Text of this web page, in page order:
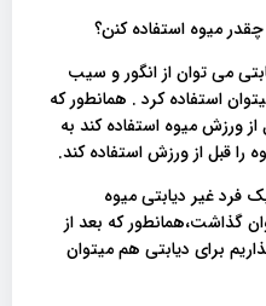
می توان از انگور و سیب
استفاده کرد . همانطور که
از ورزش میوه استفاده کند به
را قبل از ورزش استفاده کند.
فرد غیر دیابتی میوه
گذاشت،همانطور که بعد از
برای دیابتی هم میتوان